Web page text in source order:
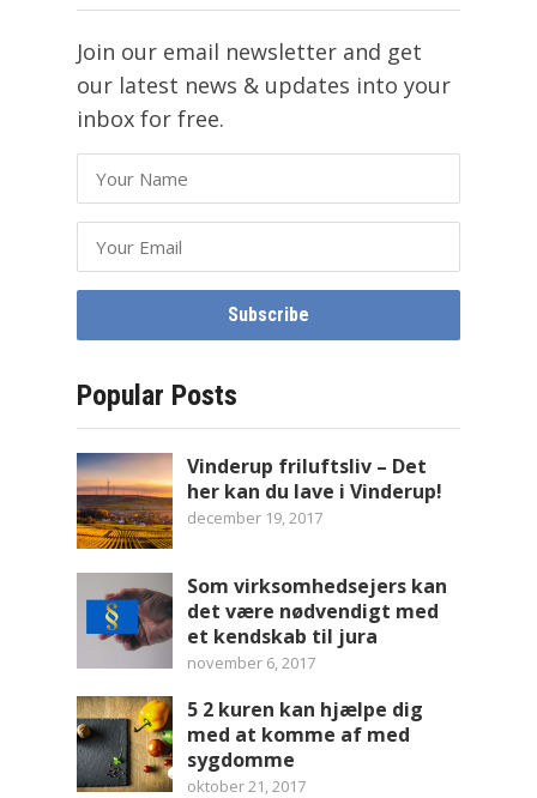
Join our email newsletter and get
our latest news & updates into your
inbox for free.
Popular Posts
Vinderup friluftsliv – Det
her kan du lave i Vinderup!
december 19, 2017
Som virksomhedsejers kan
det være nødvendigt med
et kendskab til jura
november 6, 2017
5 2 kuren kan hjælpe dig
med at komme af med
sygdomme
oktober 21, 2017